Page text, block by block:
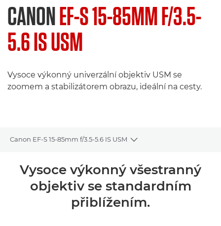
CANONEF-S 15-85MM F/3.5-
5.6 IS USM
Vysoce výkonný univerzální objektiv USM se
zoomem a stabilizátorem obrazu, ideální na cesty.
Canon EF-S 15-85mm f/3.5-5.6 IS USM
Toggle breadcrumbs
Přehled
Specifikace
Vysoce výkonný všestranný
objektiv se standardním
přiblížením.